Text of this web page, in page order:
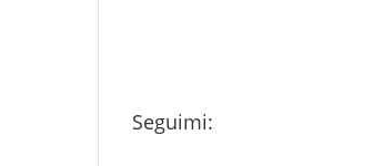
Seguimi: